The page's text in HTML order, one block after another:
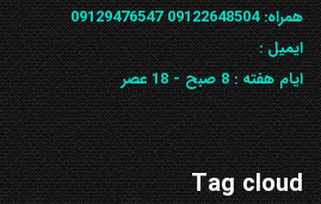
همراه: 09122648504
09129476547
ایمیل :
ایام هفته :8 صبح - 18 عصر
Tag cloud